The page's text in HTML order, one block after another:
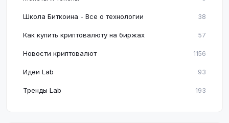
Школа Биткоина - Все о технологии 38
Как купить криптовалюту на биржах 57
Новости криптовалют 1156
Идеи Lab 93
Тренды Lab 193